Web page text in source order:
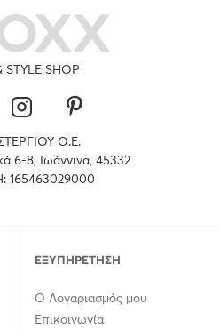
STYLE SHOP
Ο.Ε.
6-8, Ιωάννινα, 45332
165463029000
ΕΞΥΠΗΡΈΤΗΣΗ
Ο Λογαριασμός μου
Επικοινωνία